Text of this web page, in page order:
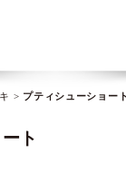
> プティシューショート
ト